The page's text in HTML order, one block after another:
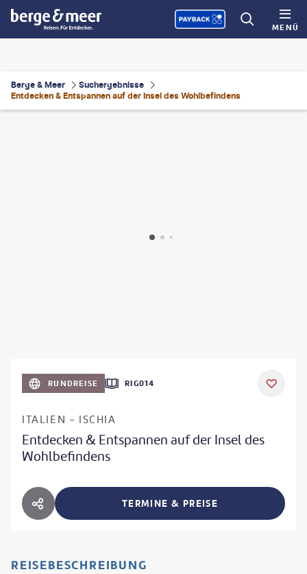
MENÜ
Berge & Meer
Suchergebnisse
Entdecken & Entspannen auf der Insel des Wohlbefindens
RUNDREISE RIG014
ITALIEN - ISCHIA
Entdecken & Entspannen auf der Insel des
Wohlbefindens
HOTEL TEILEN TERMINE & PREISE
REISEBESCHREIBUNG